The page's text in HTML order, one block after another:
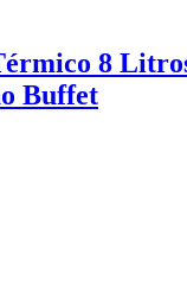
8
Buffet